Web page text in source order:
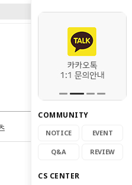
COMMUNITY
NOTICE EVENT
Q&A REVIEW
CS CENTER